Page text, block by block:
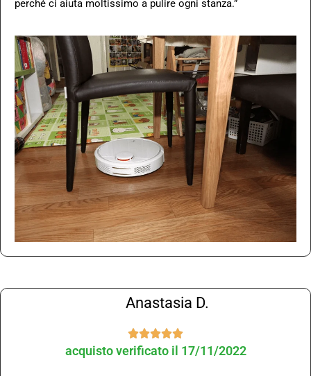
perché ci aiuta moltissimo a pulire ogni stanza.”
Anastasia D.

acquisto verificato il 17/11/2022